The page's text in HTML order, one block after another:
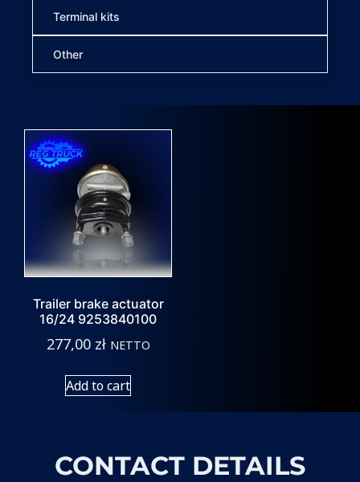
Terminal kits
Other
Trailer brake actuator
16/24 9253840100
277,00 zł NETTO
Add to cart
CONTACT DETAILS